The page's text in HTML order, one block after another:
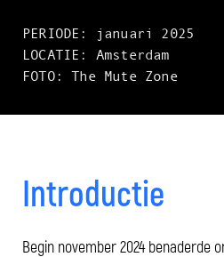
PERIODE: januari 2025
LOCATIE: Amsterdam
FOTO: The Mute Zone
Introductie
Begin november 2024 benaderde